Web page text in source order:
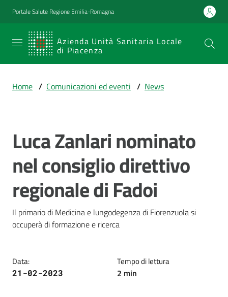
Vai al contenuto
Vai alla navigazione
Vai al footer
Portale Salute Regione Emilia-Romagna
Azienda Unità Sanitaria Locale
di Piacenza
SERVIZIO
SANITARIO
Emilia-
Sanitaria Locale
di Piacenza
Prestazioni
e
percorsi
di
cura
Come
Home / Comunicazioni ed eventi / News
Salta al contenuto
Luca Zanlari nominato
nel consiglio direttivo
regionale di Fadoi
Il primario di Medicina e lungodegenza di Fiorenzuola si
occuperà di formazione e ricerca
Data:
21-02-2023
Tempo di lettura
2 min